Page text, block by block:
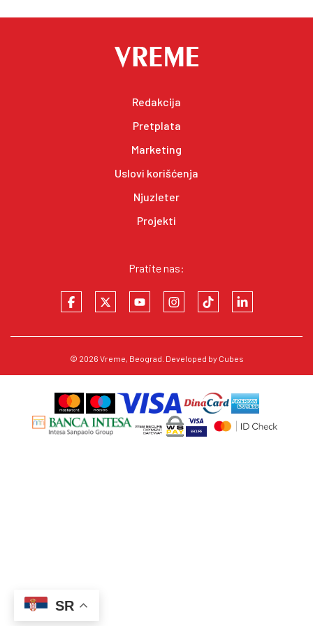
Redakcija
Pretplata
Marketing
Uslovi korišćenja
Njuzleter
Projekti
Pratite nas:
© 2026 Vreme, Beograd. Developed by Cubes
SR